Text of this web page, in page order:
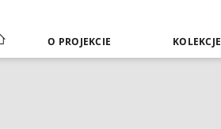
O PROJEKCIE KOLEKCJE